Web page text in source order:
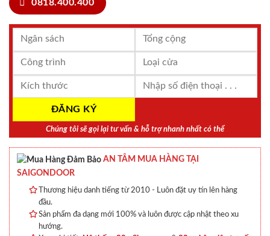
0818.400.400
Chúng tôi sẽ gọi lại tư vấn & hỗ trợ nhanh nhất có thể
AN TÂM MUA HÀNG TẠI
SAIGONDOOR
Thương hiệu danh tiếng từ 2010 - Luôn đặt uy tín lên hàng
đầu.
Sản phẩm đa dạng mới 100% và luôn được cập nhật theo xu
hướng.